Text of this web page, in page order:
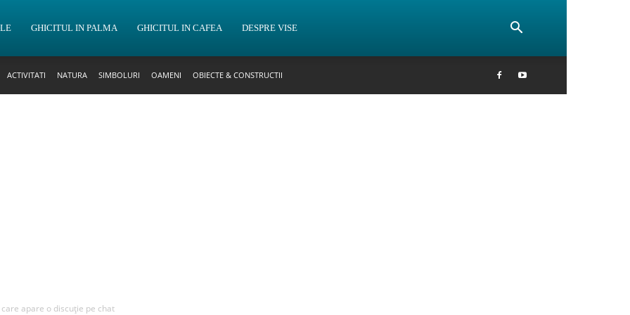
GHICITUL IN PALMA GHICITUL IN CAFEA DESPRE VISE
ACTIVITATI NATURA SIMBOLURI OAMENI OBIECTE & CONSTRUCTII
apare o discuție pe chat